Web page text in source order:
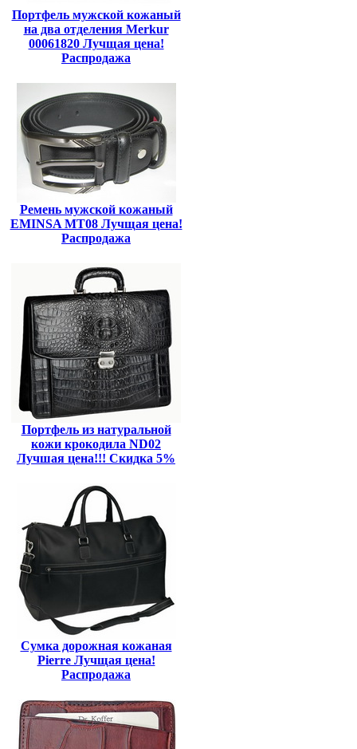
Портфель мужской кожаный
на два отделения Merkur
00061820 Лучщая цена!
Распродажа
Ремень мужской кожаный
EMINSA MT08 Лучщая цена!
Распродажа
Портфель из натуральной
кожи крокодила ND02
Лучшая цена!!! Скидка 5%
Сумка дорожная кожаная
Pierre Лучщая цена!
Распродажа